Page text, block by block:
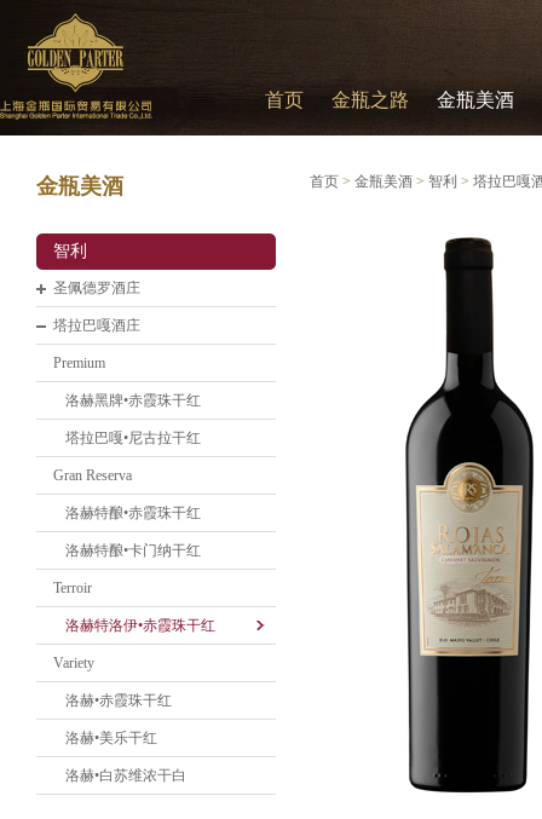
首页 金瓶之路 金瓶美酒
金瓶美酒
智利
圣佩德罗酒庄
塔拉巴嘎酒庄
Premium
洛赫黑牌•赤霞珠干红
塔拉巴嘎•尼古拉干红
Gran Reserva
洛赫特酿•赤霞珠干红
洛赫特酿•卡门纳干红
Terroir
洛赫特洛伊•赤霞珠干红
Variety
洛赫•赤霞珠干红
洛赫•美乐干红
洛赫•白苏维浓干白
首页 > 金瓶美酒 > 智利 > 塔拉巴嘎